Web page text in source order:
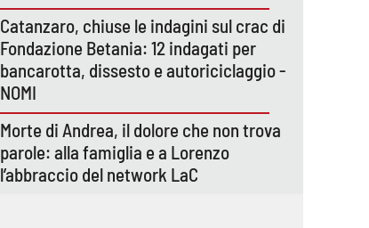
Catanzaro, chiuse le indagini sul crac di
Fondazione Betania: 12 indagati per
bancarotta, dissesto e autoriciclaggio -
NOMI
Morte di Andrea, il dolore che non trova
parole: alla famiglia e a Lorenzo
l’abbraccio del network LaC